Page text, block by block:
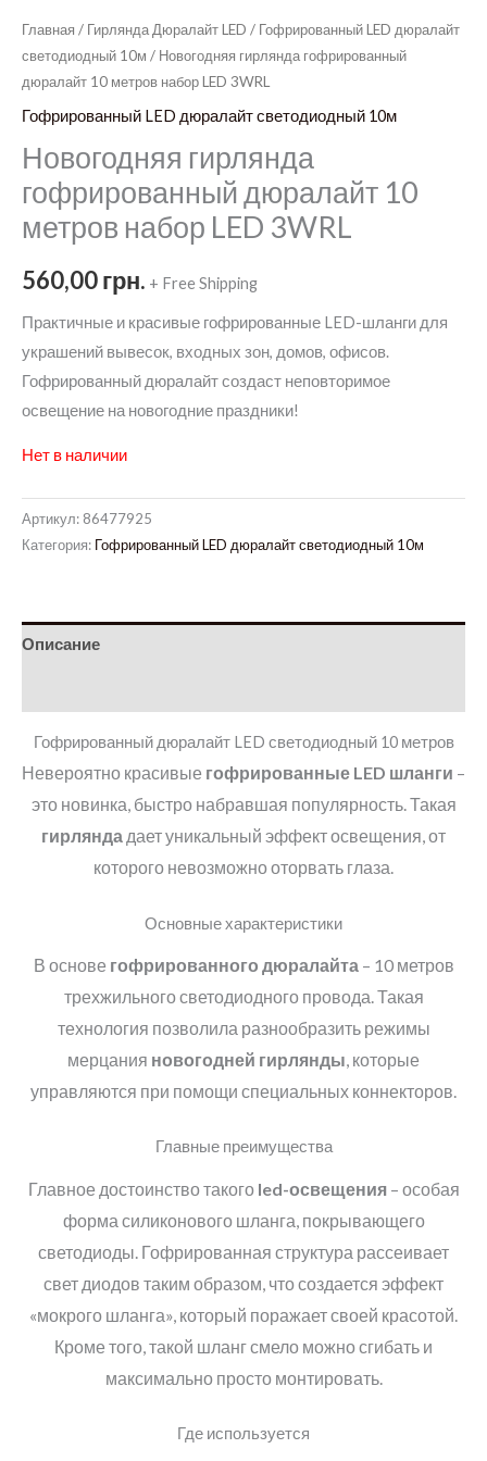
Главная / Гирлянда Дюралайт LED / Гофрированный LED дюралайт
светодиодный 10м / Новогодняя гирлянда гофрированный
дюралайт 10 метров набор LED 3WRL
Гофрированный LED дюралайт светодиодный 10м
Новогодняя гирлянда
гофрированный дюралайт 10
метров набор LED 3WRL
560,00грн. + Free Shipping
Практичные и красивые гофрированные LED-шланги для
украшений вывесок, входных зон, домов, офисов.
Гофрированный дюралайт создаст неповторимое
освещение на новогодние праздники!
Нет в наличии
Артикул: 86477925
Категория: Гофрированный LED дюралайт светодиодный 10м
Описание
Гофрированный дюралайт LED светодиодный 10 метров
Невероятно красивые гофрированные LED шланги –
это новинка, быстро набравшая популярность. Такая
гирлянда дает уникальный эффект освещения, от
которого невозможно оторвать глаза.
Основные характеристики
В основе гофрированного дюралайта– 10 метров
трехжильного светодиодного провода. Такая
технология позволила разнообразить режимы
мерцания новогодней гирлянды, которые
управляются при помощи специальных коннекторов.
Главные преимущества
Главное достоинство такого led-освещения– особая
форма силиконового шланга, покрывающего
светодиоды. Гофрированная структура рассеивает
свет диодов таким образом, что создается эффект
«мокрого шланга», который поражает своей красотой.
Кроме того, такой шланг смело можно сгибать и
максимально просто монтировать.
Где используется